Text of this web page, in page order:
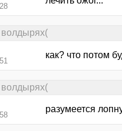
как? что потом
разумеется